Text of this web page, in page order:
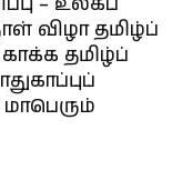
விழா தமிழ்ப்
தமிழ்ப்